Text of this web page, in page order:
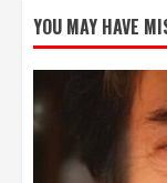
YOU MAY HAVE